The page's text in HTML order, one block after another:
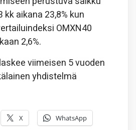
aikana 23,8% kun
OMXN40
2,6%.
viimeisen 5 vuoden
yhdistelmä
X WhatsApp